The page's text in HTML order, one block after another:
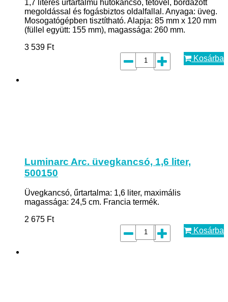
1,7 literes űrtartalmú hűtőkancsó, tetővel, bordázott
megoldással és fogásbiztos oldalfallal. Anyaga: üveg.
Mosogatógépben tisztítható. Alapja: 85 mm x 120 mm
(füllel együtt: 155 mm), magassága: 260 mm.
3 539 Ft
Kosárba
Luminarc Arc. üvegkancsó, 1,6 liter,
500150
Üvegkancsó, űrtartalma: 1,6 liter, maximális
magassága: 24,5 cm. Francia termék.
2 675 Ft
Kosárba